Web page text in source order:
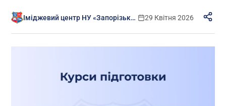
Іміджевий центр НУ «Запорізька політехніка» 29 Квітня 2026